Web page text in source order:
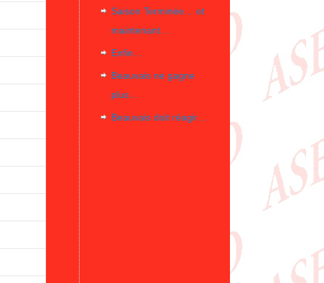
Saison Terminée… et
maintenant…
Enfin…
Beauvais ne gagne
plus…
Beauvais doit réagir…